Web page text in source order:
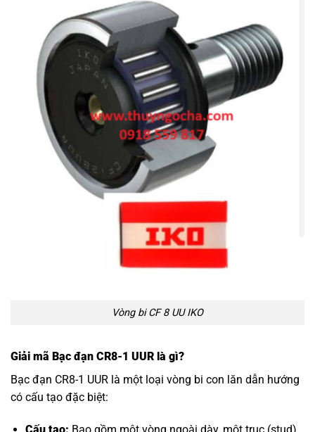
Vòng bi CF 8 UU IKO
Giải mã Bạc đạn CR8-1 UUR là gì?
Bạc đạn CR8-1 UUR là một loại vòng bi con lăn dẫn hướng
có cấu tạo đặc biệt:
Cấu tạo: Bao gồm một vòng ngoài dày, một trục (stud)